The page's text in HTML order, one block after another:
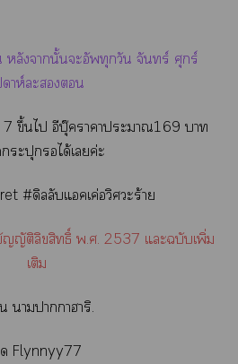
หลังานั้นะอัพทุกวัน จันทร์ ศุกร์
าห์ะ
ขึ้นไ อีบุ๊าาะา169 า
ระปุกได้เค่ะ
#ดิลลับแคเค่อวิศวะร้าย
ญญัติลิขสิทธิ์ พ.ศ. 2537 แะฉบับเพิ่ม
เติม
าาาาริ.
 Flynnyy77